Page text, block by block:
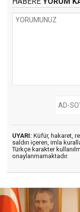
UYARI: Küfür, hakaret,
saldırı içeren, imla
Türkçe karakter
onaylanmamaktadır.